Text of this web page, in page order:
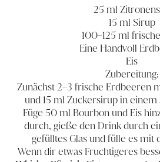
25 ml
15 ml Sirup
100–125 ml
Eine Handvoll
Eis
Zubereitung:
Zunächst 2–3 frische Erdbeeren
und 15 ml Zuckersirup in
Füge 50 ml Bourbon und Eis
durch, gieße den Drink durch
gefülltes Glas und fülle es mit
Wenn dir etwas Fruchtigeres